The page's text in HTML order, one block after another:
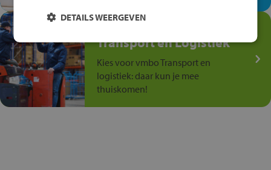
Transport en Logistiek
Kies voor vmbo Transport en
logistiek: daar kun je mee
thuiskomen!
DETAILS WEERGEVEN